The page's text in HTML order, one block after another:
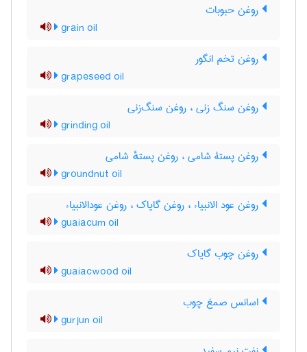
روغن حبوبات
grain oil
روغن تخم انگور
grapeseed oil
روغن سنگ زنی ، روغن سنگ‌زنی
grinding oil
روغن پستۀ شامی ، روغن پستهٔ شامی
groundnut oil
روغن عود الانبیاء ، روغن گایاک ، روغن عودالانبیاء
guaiacum oil
روغن چوب گایاک
guaiacwood oil
اسانس صمغ چوب
gurjun oil